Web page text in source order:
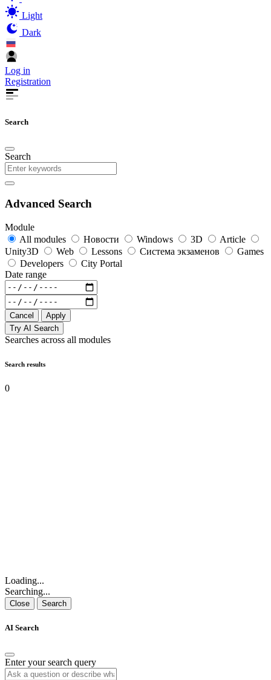
Light
Dark
Log in
Registration
Search
Search
Advanced Search
Module
All modules
Новости Windows 3D
Article
Unity3D
Web Lessons Система экзаменов
Games
Developers
City Portal
Date range
Cancel
Apply
Try AI Search
Searches across all modules
Search results
0
Loading...
Searching...
Close Search
AI Search
Enter your search query